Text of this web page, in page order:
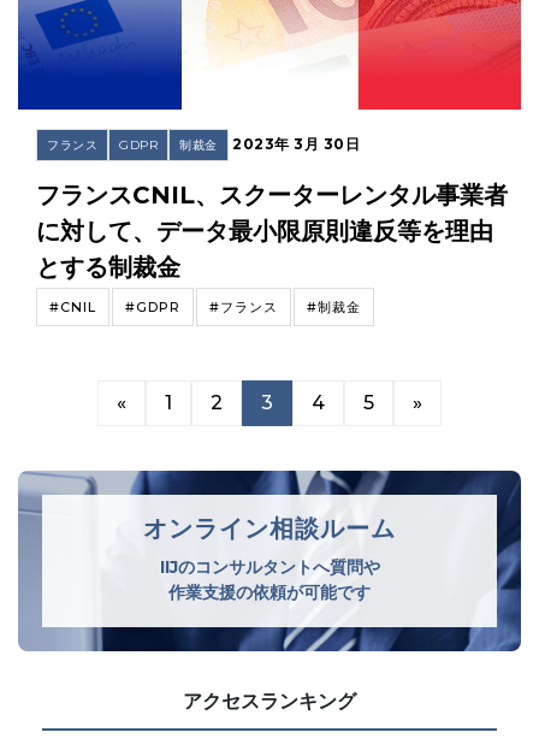
フランス GDPR 制裁金 2023年 3月 30日
フランスCNIL、スクーターレンタル事業者
に対して、データ最小限原則違反等を理由
とする制裁金
#CNIL #GDPR #フランス #制裁金
« 1 2 3 4 5 »
オンライン相談ルーム
IIJのコンサルタントへ質問や
作業支援の依頼が可能です
アクセスランキング